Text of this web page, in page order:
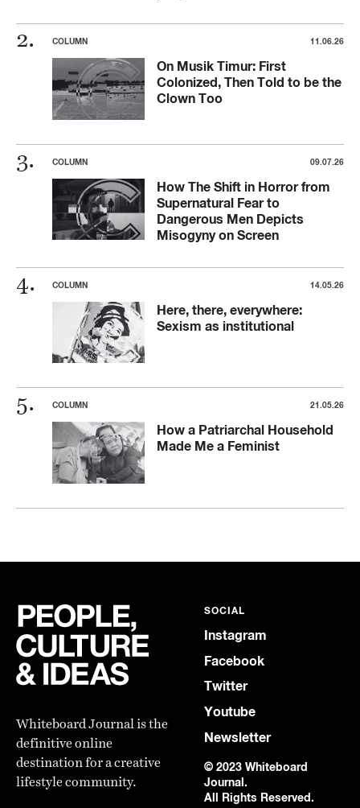
COLUMN 11.06.26
On Musik Timur: First
Colonized, Then Told to be the
Clown Too
COLUMN 09.07.26
How The Shift in Horror from
Supernatural Fear to
Dangerous Men Depicts
Misogyny on Screen
COLUMN 14.05.26
Here, there, everywhere:
Sexism as institutional
COLUMN 21.05.26
How a Patriarchal Household
Made Me a Feminist
Whiteboard Journal is the
definitive online
destination for a creative
lifestyle community.
SOCIAL
Instagram
Facebook
Twitter
Youtube
Newsletter
© 2023 Whiteboard
Journal.
All Rights Reserved.